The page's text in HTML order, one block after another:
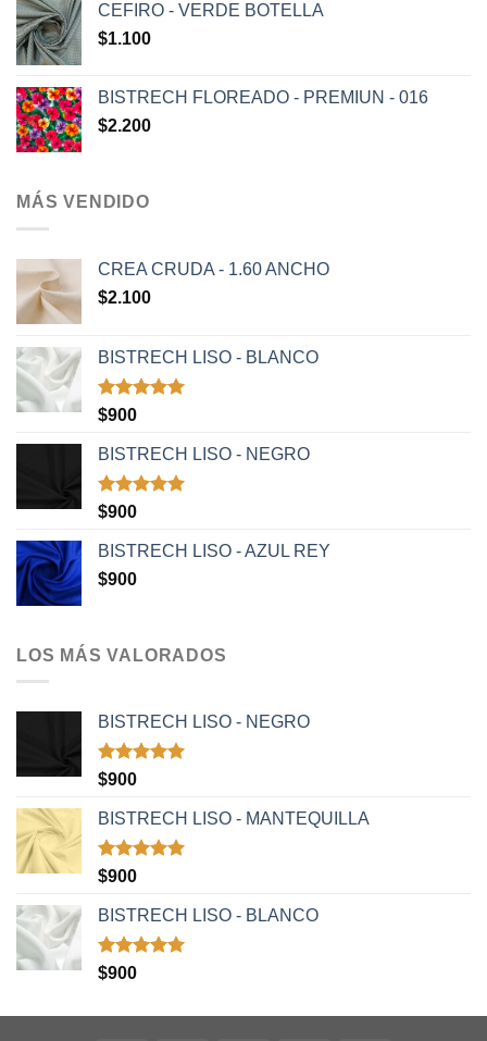
CEFIRO - VERDE BOTELLA
$1.100
BISTRECH FLOREADO - PREMIUN - 016
$2.200
MÁS VENDIDO
CREA CRUDA - 1.60 ANCHO
$2.100
BISTRECH LISO - BLANCO
Valorado
con
de 5
$900
BISTRECH LISO - NEGRO
Valorado
con
de 5
$900
BISTRECH LISO - AZUL REY
$900
LOS MÁS VALORADOS
BISTRECH LISO - NEGRO
Valorado
de 5
$900
BISTRECH LISO - MANTEQUILLA
Valorado
de 5
$900
BISTRECH LISO - BLANCO
Valorado
$900